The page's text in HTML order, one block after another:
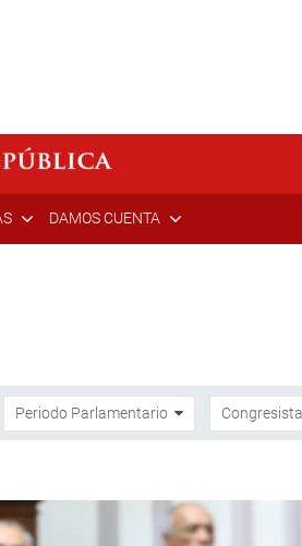
DAMOS CUENTA